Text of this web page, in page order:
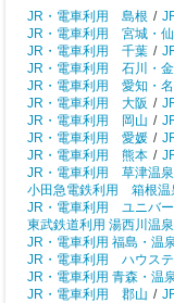
JR・電車利用 島根 /
JR・電車利用 宮城・
JR・電車利用 千葉 /
JR・電車利用 石川・
JR・電車利用 愛知・
JR・電車利用 大阪 /
JR・電車利用 岡山 /
JR・電車利用 愛媛 /
JR・電車利用 熊本 /
JR・電車利用 草津温泉
小田急電鉄利用 箱根温
JR・電車利用 ユニバー
東武鉄道利用 湯西川温泉
JR・電車利用 福島・温
JR・電車利用 ハウス
JR・電車利用 青森・温
JR・電車利用 郡山 /